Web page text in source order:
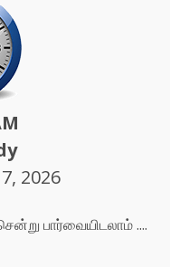
2026
பார்வையிடலாம் ....